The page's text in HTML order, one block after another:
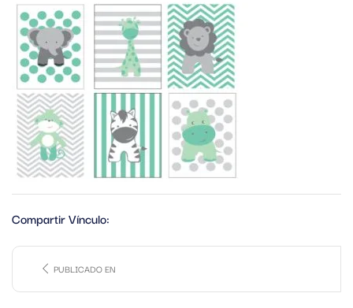
Compartir Vínculo:
PUBLICADO EN